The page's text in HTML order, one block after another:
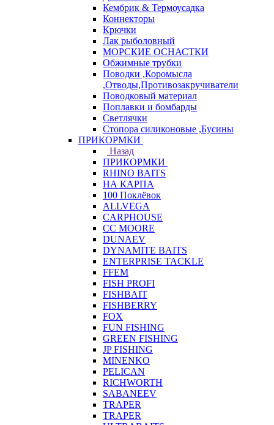
Кембрик & Термоусадка
Коннекторы
Крючки
Лак рыболовный
МОРСКИЕ ОСНАСТКИ
Обжимные трубки
Поводки ,Коромысла
,Отводы,Противозакручиватели
Поводковый материал
Поплавки и бомбарды
Светлячки
Стопора силиконовые ,Бусины
ПРИКОРМКИ
Назад
ПРИКОРМКИ
RHINO BAITS
НА КАРПА
100 Поклёвок
ALLVEGA
CARPHOUSE
CC MOORE
DUNAEV
DYNAMITE BAITS
ENTERPRISE TACKLE
FFEM
FISH PROFI
FISHBAIT
FISHBERRY
FOX
FUN FISHING
GREEN FISHING
JP FISHING
MINENKO
PELICAN
RICHWORTH
SABANEEV
TRAPER
TRAPER